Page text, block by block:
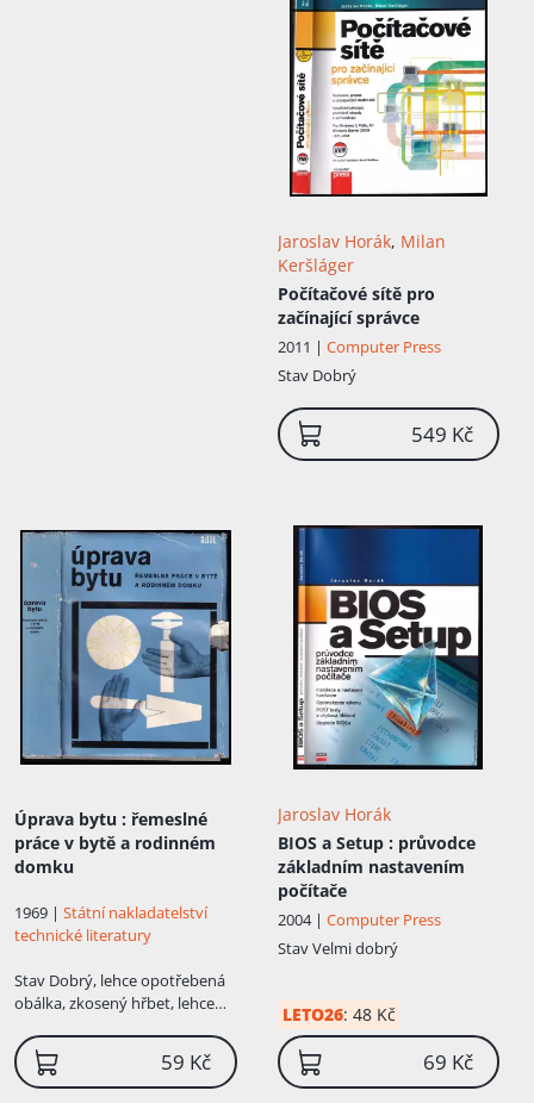
Jaroslav Horák, Milan
Keršláger
Počítačové sítě pro
začínající správce
2011 | Computer Press
Stav Dobrý
549 Kč
Úprava bytu : řemeslné
práce v bytě a rodinném
domku
1969 | Státní nakladatelství
technické literatury
Stav Dobrý, lehce opotřebená
obálka, zkosený hřbet, lehce
59 Kč
Jaroslav Horák
BIOS a Setup : průvodce
základním nastavením
počítače
2004 | Computer Press
StavVelmi dobrý
LETO26: 48 Kč
69 Kč